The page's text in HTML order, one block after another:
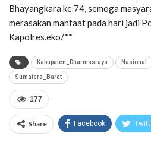
Bhayangkara ke 74, semoga
merasakan manfaat pada hari jadi
Kapolres.eko/**
Kabupaten_Dharmasraya Nasional
Sumatera_Barat
177
Share Facebook